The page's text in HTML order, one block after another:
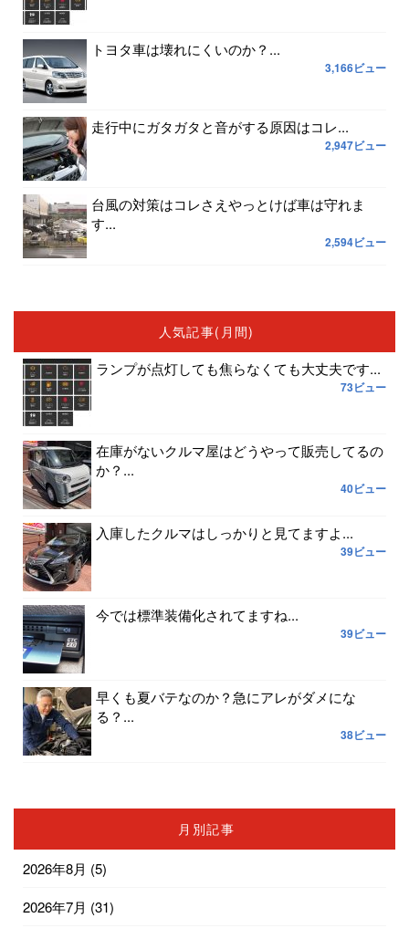
トヨタ車は壊れにくいのか？...
3,166ビュー
走行中にガタガタと音がする原因はコレ...
2,947ビュー
台風の対策はコレさえやっとけば車は守れま
す...
2,594ビュー
人気記事(月間)
ランプが点灯しても焦らなくても大丈夫です...
73ビュー
在庫がないクルマ屋はどうやって販売してるの
か？...
40ビュー
入庫したクルマはしっかりと見てますよ...
39ビュー
今では標準装備化されてますね...
39ビュー
早くも夏バテなのか？急にアレがダメにな
る？...
38ビュー
月別記事
2026年8月 (5)
2026年7月 (31)